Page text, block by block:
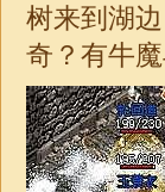
树来到湖
奇 ？有牛